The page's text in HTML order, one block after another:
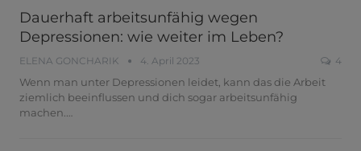
Dauerhaft arbeitsunfähig wegen
Depressionen: wie weiter im Leben?
ELENA GONCHARIK 4. April 2023 4
Wenn man unter Depressionen leidet, kann das die Arbeit
ziemlich beeinflussen und dich sogar arbeitsunfähig
machen.…